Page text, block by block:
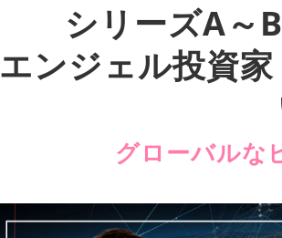
シリーズA～
エンジェル投資
グローバルな